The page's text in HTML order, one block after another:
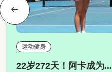
运动健身
22岁272天！阿卡成为...